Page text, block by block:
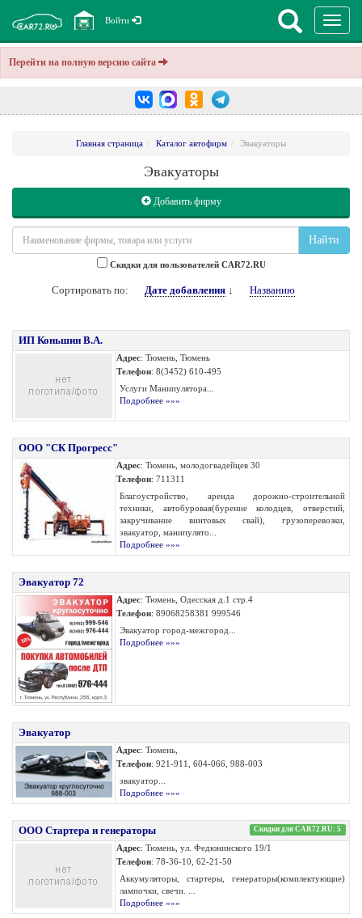
Перейти на полную версию сайта
Войти
Главная страница Каталог автофирм Эвакуаторы
Эвакуаторы
Добавить фирму
Найти
Cкидки для пользователей CAR72.RU
Сортировать по: Дате добавления↓ Названию
ИП Коньшин В.А.
Адрес: Тюмень, Тюмень
Телефон: 8(3452) 610-495
Услуги Манипулятора...
Подробнее »»»
ООО "СК Прогресс"
Адрес: Тюмень, молодогвадейцев 30
Телефон: 711311
Благоустройство, аренда дорожно-строительной
техники, автобуровая(бурение колодцев, отверстий,
закручивание винтовых свай), грузоперевозки,
эвакуатор, манипулято...
Подробнее »»»
Эвакуатор 72
Адрес: Тюмень, Одесская д.1 стр.4
Телефон: 89068258381 999546
Эвакуатор город-межгород...
Подробнее »»»
Эвакуатор
Адрес: Тюмень,
Телефон: 921-911, 604-066, 988-003
эвакуатор...
Подробнее »»»
ООО Стартера и генераторы Скидки для CAR72.RU: 5
Адрес: Тюмень, ул. Федюнинского 19/1
Телефон: 78-36-10, 62-21-50
Аккумуляторы, стартеры, генераторы(комплектующие)
лампочки, свечи. ...
Подробнее »»»